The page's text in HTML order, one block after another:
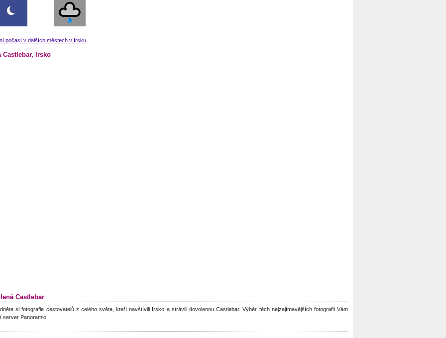
počasí v dalších městech v Irsku
Castlebar, Irsko
Castlebar
si fotografie cestovatelů z celého světa, kteří navštívili Irsko a strávili dovolenou Castlebar. Výběr těch nejzajímavějších fotografií Vám
server Panoramio.